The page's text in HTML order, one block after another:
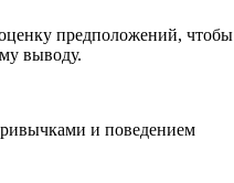
предположений, чтобы
выводу.
и поведением